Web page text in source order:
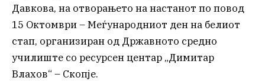
Давкова, на отворањето на настанот по повод
15 Октомври – Меѓународниот ден на белиот
стап, организиран од Државното средно
училиште со ресурсен центар „Димитар
Влахов“ – Скопје.